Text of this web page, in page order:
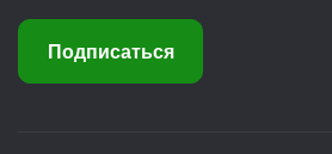
Подписаться